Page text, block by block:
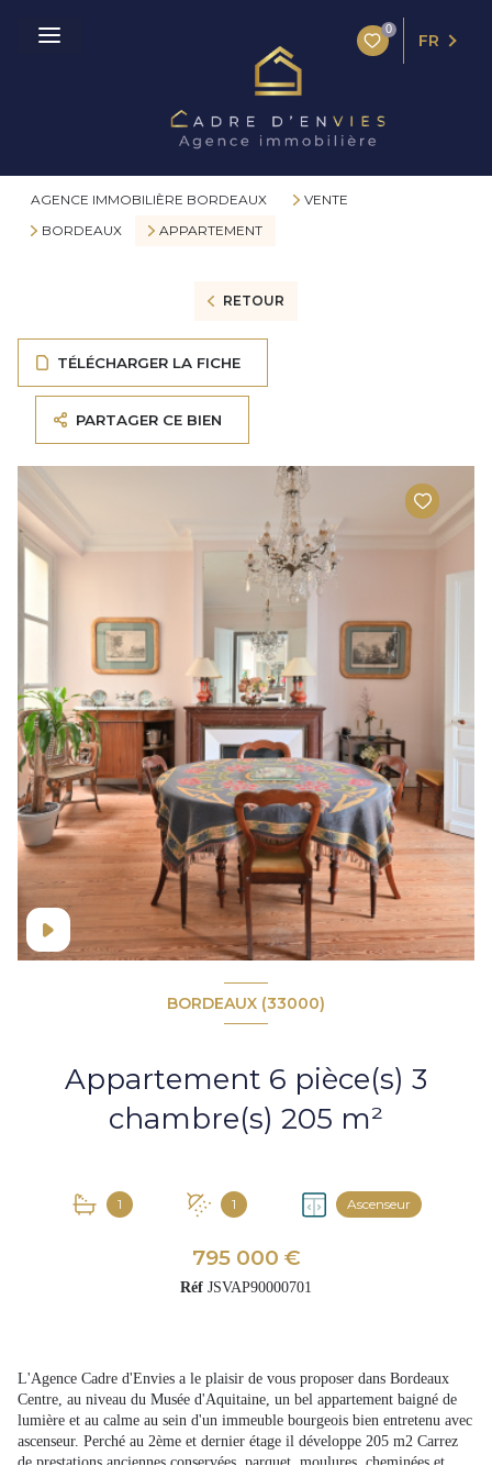
0
FR
AGENCE IMMOBILIÈRE BORDEAUX
VENTE
BORDEAUX
APPARTEMENT
RETOUR
TÉLÉCHARGER LA FICHE
PARTAGER CE BIEN
BORDEAUX (33000)
Appartement 6 pièce(s) 3
chambre(s) 205 m²
1 1 Ascenseur
795 000 €
Réf JSVAP90000701
L'Agence Cadre d'Envies a le plaisir de vous proposer dans Bordeaux
Centre, au niveau du Musée d'Aquitaine, un bel appartement baigné de
lumière et au calme au sein d'un immeuble bourgeois bien entretenu avec
ascenseur. Perché au 2ème et dernier étage il développe 205 m2 Carrez
de prestations anciennes conservées, parquet, moulures, cheminées et